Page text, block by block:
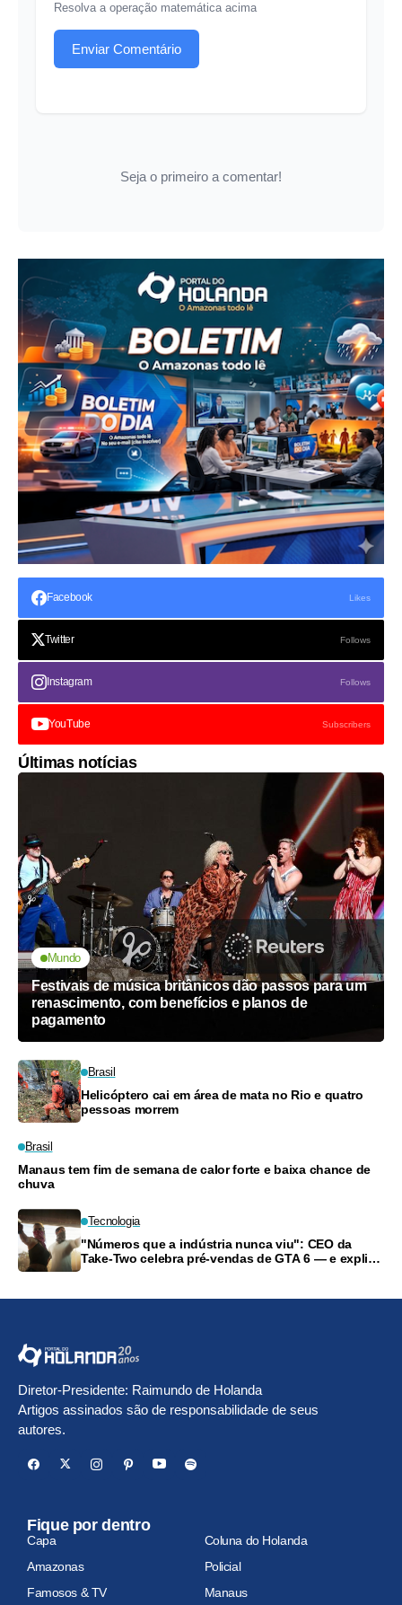
Resolva a operação matemática acima
Enviar Comentário
Seja o primeiro a comentar!
Facebook Likes
Twitter Follows
Instagram Follows
YouTube Subscribers
Últimas notícias
Mundo
Festivais de música britânicos dão passos para um
renascimento, com benefícios e planos de
pagamento
Brasil
Helicóptero cai em área de mata no Rio e quatro
pessoas morrem
Brasil
Manaus tem fim de semana de calor forte e baixa chance de
chuva
Tecnologia
"Números que a indústria nunca viu": CEO da
Take-Two celebra pré-vendas de GTA 6 — e explica
Diretor-Presidente: Raimundo de Holanda
Artigos assinados são de responsabilidade de seus
autores.
Fique por dentro
Capa
Coluna do Holanda
Amazonas
Policial
Famosos & TV
Manaus